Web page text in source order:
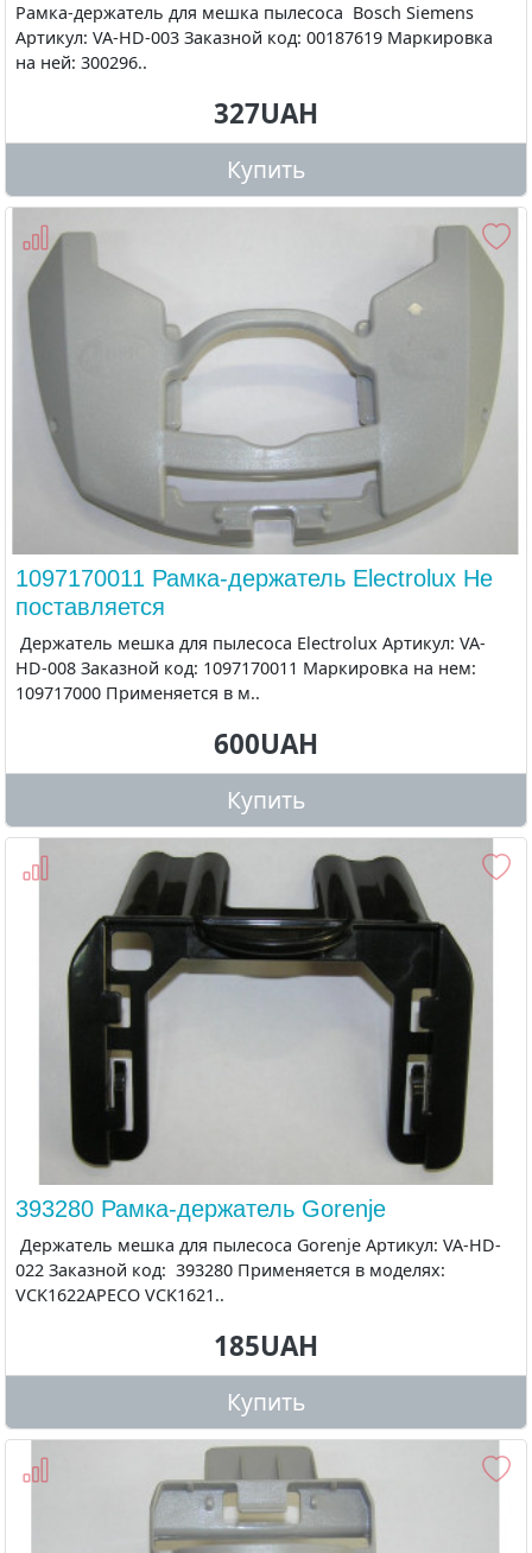
Рамка-держатель для мешка пылесоса Bosch Siemens
Артикул: VA-HD-003 Заказной код: 00187619 Маркировка
на ней: 300296..
327UAH
Купить
1097170011 Рамка-держатель Electrolux Не
поставляется
Держатель мешка для пылесоса Electrolux Артикул: VA-
HD-008 Заказной код: 1097170011 Маркировка на нем:
109717000 Применяется в м..
600UAH
Купить
393280 Рамка-держатель Gorenje
Держатель мешка для пылесоса Gorenje Артикул: VA-HD-
022 Заказной код: 393280 Применяется в моделях:
VCK1622APECO VCK1621..
185UAH
Купить